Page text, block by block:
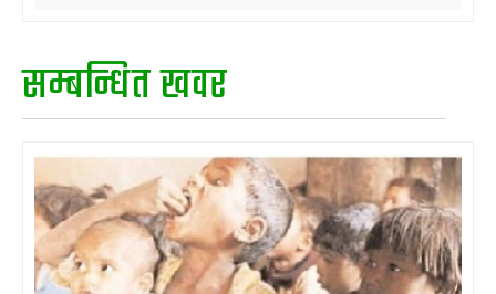
सम्बन्धित खवर